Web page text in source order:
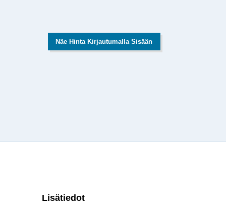
Näe Hinta Kirjautumalla Sisään
Lisätiedot